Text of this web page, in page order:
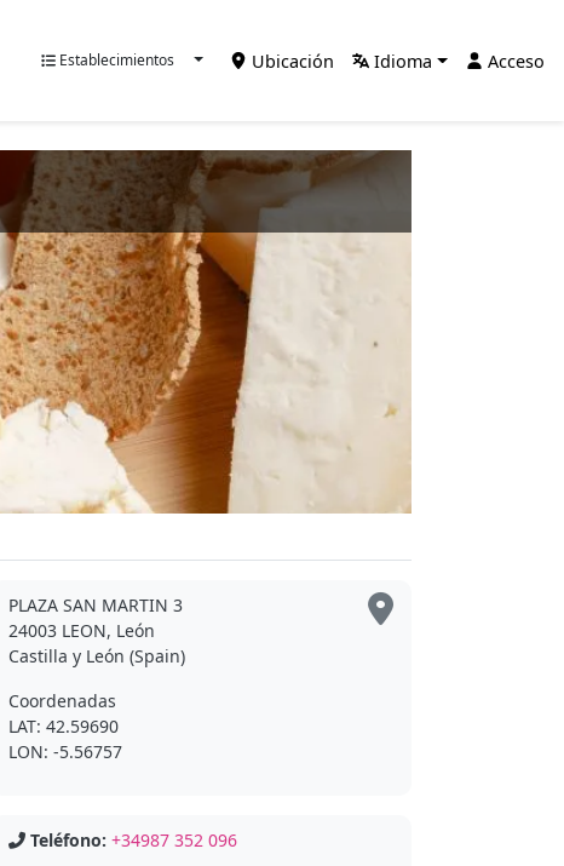
Establecimientos Ubicación Idioma Acceso
PLAZA SAN MARTIN 3
24003 LEON, León
Castilla y León (Spain)
Coordenadas
LAT: 42.59690
LON: -5.56757
Teléfono: +34987 352 096